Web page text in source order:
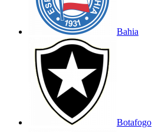
Bahia
Botafogo